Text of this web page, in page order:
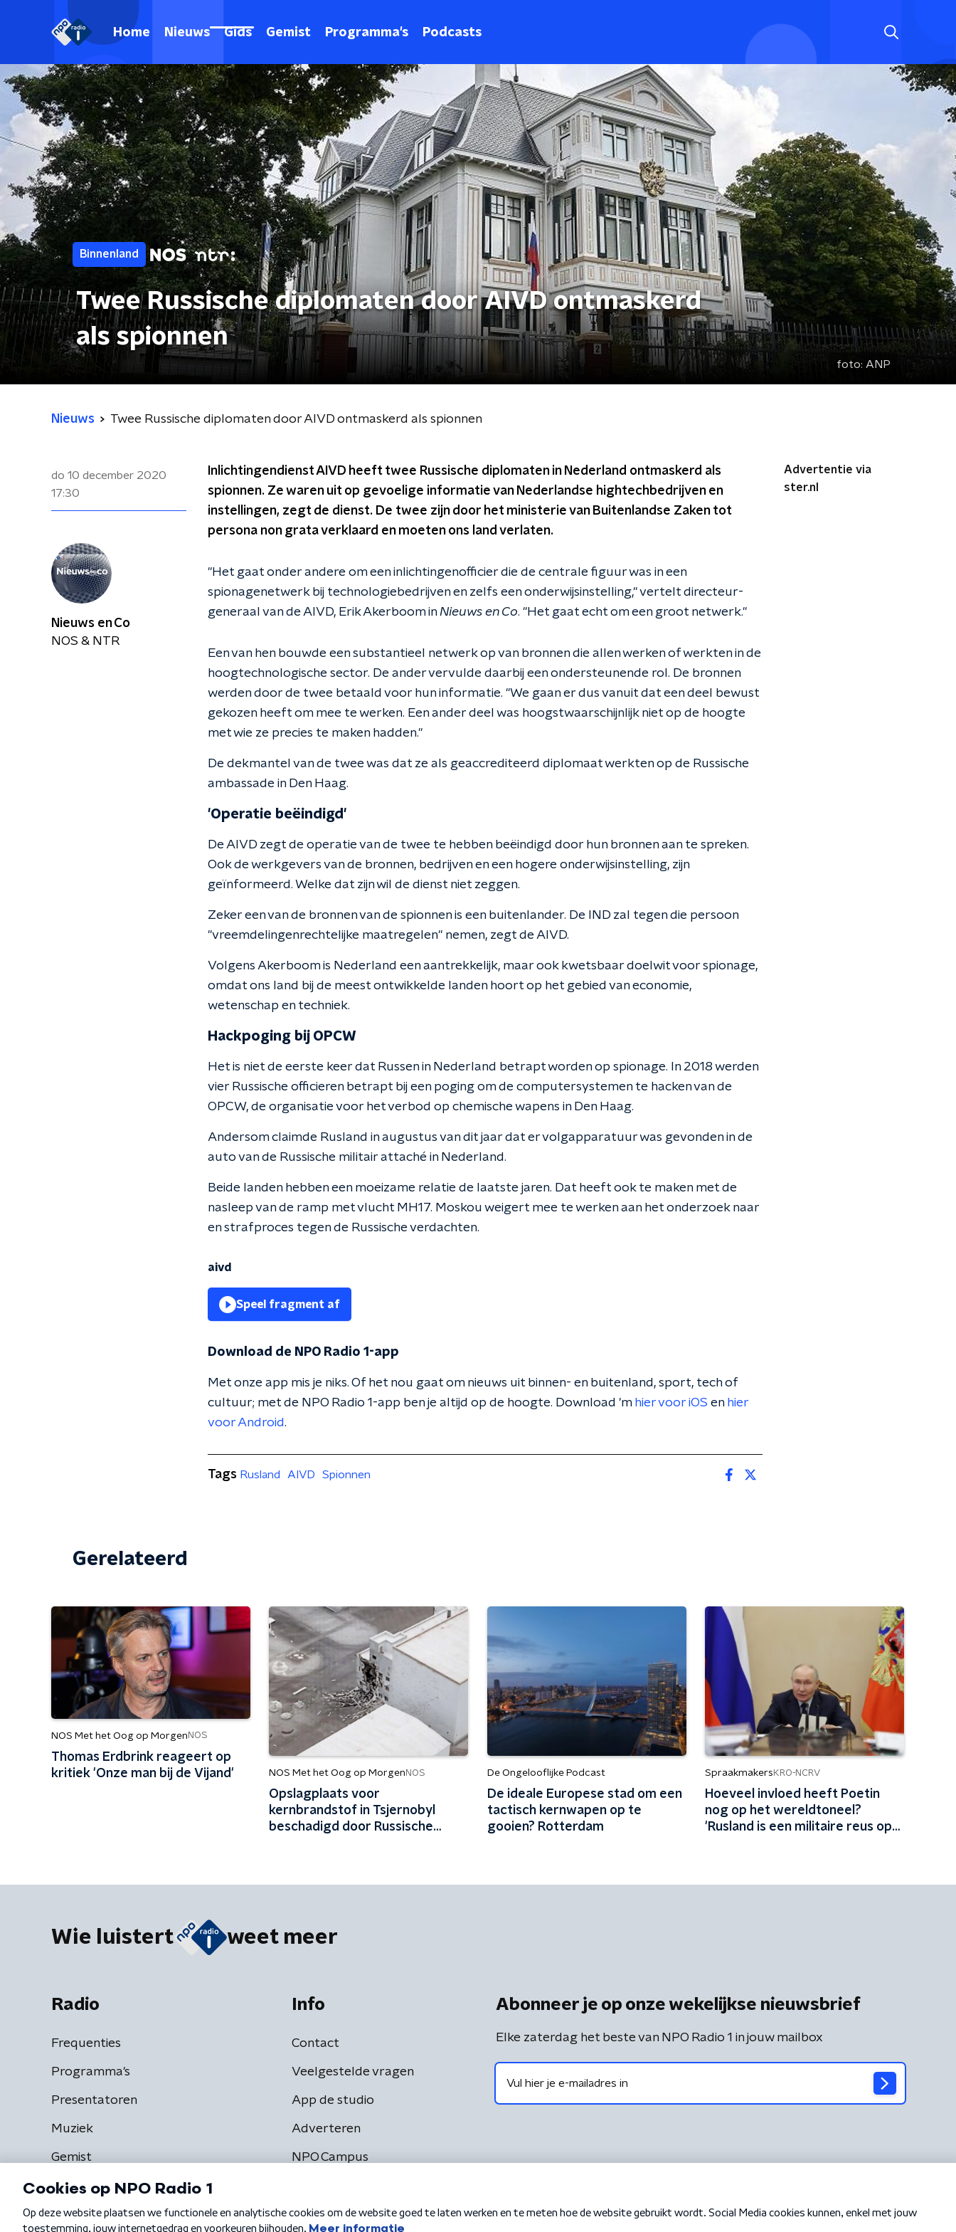
Home Nieuws Gids Gemist Programma's Podcasts
Binnenland
Twee Russische diplomaten door AIVD ontmaskerd
als spionnen
foto: ANP
Nieuws Twee Russische diplomaten door AIVD ontmaskerd als spionnen
do 10 december 2020
17:30
Inlichtingendienst AIVD heeft twee Russische diplomaten in Nederland ontmaskerd als
spionnen. Ze waren uit op gevoelige informatie van Nederlandse hightechbedrijven en
instellingen, zegt de dienst. De twee zijn door het ministerie van Buitenlandse Zaken tot
persona non grata verklaard en moeten ons land verlaten.
"Het gaat onder andere om een inlichtingenofficier die de centrale figuur was in een
spionagenetwerk bij technologiebedrijven en zelfs een onderwijsinstelling," vertelt directeur-
generaal van de AIVD, Erik Akerboom inNieuws en Co. "Het gaat echt om een groot netwerk."
Een van hen bouwde een substantieel netwerk op van bronnen die allen werken of werkten in de
hoogtechnologische sector. De ander vervulde daarbij een ondersteunende rol. De bronnen
werden door de twee betaald voor hun informatie. "We gaan er dus vanuit dat een deel bewust
gekozen heeft om mee te werken. Een ander deel was hoogstwaarschijnlijk niet op de hoogte
met wie ze precies te maken hadden."
De dekmantel van de twee was dat ze als geaccrediteerd diplomaat werkten op de Russische
ambassade in Den Haag.
'Operatie beëindigd'
De AIVD zegt de operatie van de twee te hebben beëindigd door hun bronnen aan te spreken.
Ook de werkgevers van de bronnen, bedrijven en een hogere onderwijsinstelling, zijn
geïnformeerd. Welke dat zijn wil de dienst niet zeggen.
Zeker een van de bronnen van de spionnen is een buitenlander. De IND zal tegen die persoon
"vreemdelingenrechtelijke maatregelen" nemen, zegt de AIVD.
Volgens Akerboom is Nederland een aantrekkelijk, maar ook kwetsbaar doelwit voor spionage,
omdat ons land bij de meest ontwikkelde landen hoort op het gebied van economie,
wetenschap en techniek.
Hackpoging bij OPCW
Het is niet de eerste keer dat Russen in Nederland betrapt worden op spionage. In 2018 werden
vier Russische officieren betrapt bij een poging om de computersystemen te hacken van de
OPCW, de organisatie voor het verbod op chemische wapens in Den Haag.
Andersom claimde Rusland in augustus van dit jaar dat er volgapparatuur was gevonden in de
auto van de Russische militair attaché in Nederland.
Beide landen hebben een moeizame relatie de laatste jaren. Dat heeft ook te maken met de
nasleep van de ramp met vlucht MH17. Moskou weigert mee te werken aan het onderzoek naar
en strafproces tegen de Russische verdachten.
aivd
Speel fragment af
Download de NPO Radio 1-app
Met onze app mis je niks. Of het nou gaat om nieuws uit binnen- en buitenland, sport, tech of
cultuur; met de NPO Radio 1-app ben je altijd op de hoogte. Download 'm hier voor iOS en hier
voor Android.
Advertentie via
ster.nl
Nieuws en Co
NOS & NTR
Tags Rusland AIVD Spionnen
Gerelateerd
NOS Met het Oog op Morgen NOS
Thomas Erdbrink reageert op
kritiek 'Onze man bij de Vijand'
NOS Met het Oog op Morgen NOS
Opslagplaats voor
kernbrandstof in Tsjernobyl
beschadigd door Russische
De Ongelooflijke Podcast
De ideale Europese stad om een
tactisch kernwapen op te
gooien? Rotterdam
Spraakmakers KRO-NCRV
Hoeveel invloed heeft Poetin
nog op het wereldtoneel?
'Rusland is een militaire reus op
Wie luistert weet meer
Radio
Frequenties
Programma's
Presentatoren
Muziek
Gemist
Info
Contact
Veelgestelde vragen
App de studio
Adverteren
NPO Campus
Abonneer je op onze wekelijkse nieuwsbrief
Elke zaterdag het beste van NPO Radio 1 in jouw mailbox